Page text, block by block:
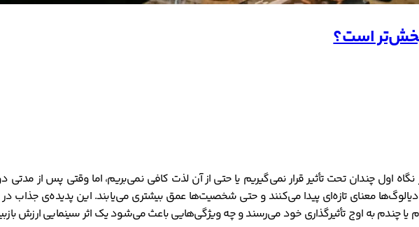
است؟
اول چندان تحت تأثیر قرار نمی‌گیریم یا حتی از آن لذت کافی نمی‌بریم، اما وقتی پس از مدتی
دیالوگ‌ها معنای تازه‌ای پیدا می‌کنند و حتی شخصیت‌ها عمق بیشتری می‌یابند. این پدیده‌ی جذاب
یا چندم به اوج تأثیرگذاری خود می‌رسند و چه ویژگی‌هایی باعث می‌شود یک اثر سینمایی ارزش